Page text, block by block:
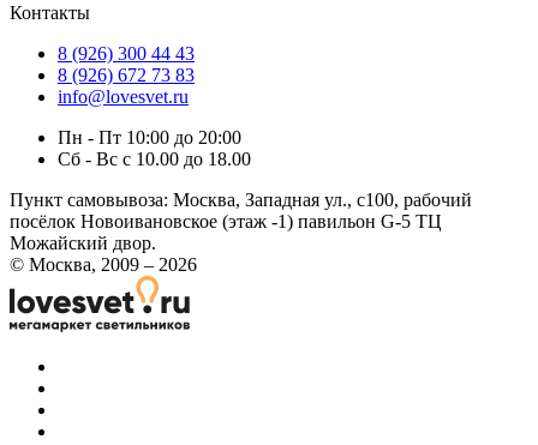
Контакты
8 (926) 300 44 43
8 (926) 672 73 83
info@lovesvet.ru
Пн - Пт 10:00 до 20:00
Сб - Вс с 10.00 до 18.00
Пункт самовывоза: Москва, Западная ул., с100, рабочий
посёлок Новоивановское (этаж -1) павильон G-5 ТЦ
Можайский двор.
© Москва, 2009 – 2026